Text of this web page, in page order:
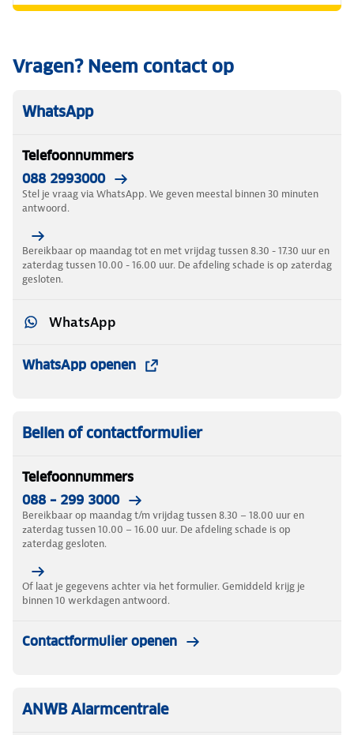
Vragen? Neem contact op
WhatsApp
Telefoonnummers
088 2993000
Stel je vraag via WhatsApp. We geven meestal binnen 30 minuten
antwoord.
Bereikbaar op maandag tot en met vrijdag tussen 8.30 - 17.30 uur en
zaterdag tussen 10.00 - 16.00 uur. De afdeling schade is op zaterdag
gesloten.
WhatsApp
WhatsApp openen
Bellen of contactformulier
Telefoonnummers
088 – 299 3000
Bereikbaar op maandag t/m vrijdag tussen 8.30 – 18.00 uur en
zaterdag tussen 10.00 – 16.00 uur. De afdeling schade is op
zaterdag gesloten.
Of laat je gegevens achter via het formulier. Gemiddeld krijg je
binnen 10 werkdagen antwoord.
Contactformulier openen
ANWB Alarmcentrale